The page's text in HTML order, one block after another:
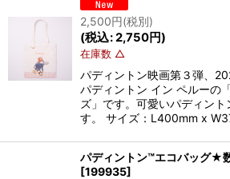
2,500円(税別)
(税込:2,750円)
在庫数 △
パディントン映画第３弾、
パディントン イン ペルーの
ズ」です。可愛いパディン
す。 サイズ：L400mm x
パディントン™エコバッグ★
[199935]